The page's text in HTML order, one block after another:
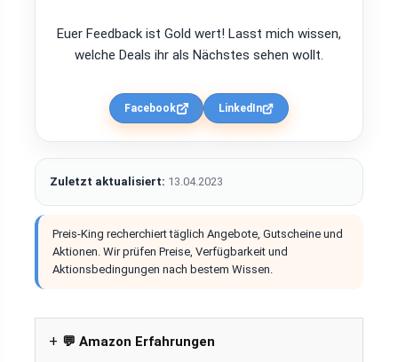
Euer Feedback ist Gold wert! Lasst mich wissen,
welche Deals ihr als Nächstes sehen wollt.
Facebook LinkedIn
Zuletzt aktualisiert: 13.04.2023
Preis-King recherchiert täglich Angebote, Gutscheine und
Aktionen. Wir prüfen Preise, Verfügbarkeit und
Aktionsbedingungen nach bestem Wissen.
💬 Amazon Erfahrungen